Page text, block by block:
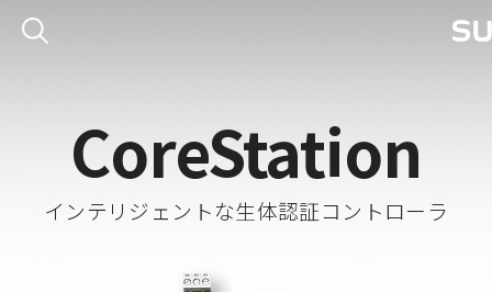
CoreStation
インテリジェントな生体認証コントローラ